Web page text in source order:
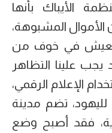
الأيباك بأنها
المشبوهة،
نعيش في خوف من
علينا التظاهر
الإعلام الرقمي،
تضم مدينة
فقد أصبح وضع